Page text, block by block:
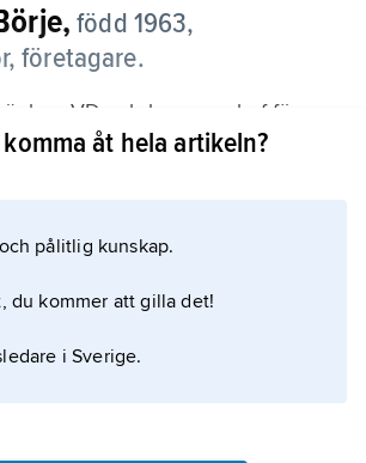
född 1963,
företagare.
han VD och koncernchef för
anställdes i bolaget 1992
2010 är han
åt hela artikeln?
pålitlig kunskap.
du kommer att gilla det!
i Sverige.